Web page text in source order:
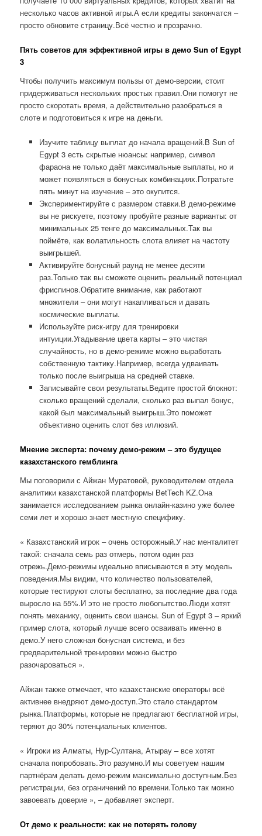
несколько часов активной игры.А если кредиты закончатся –
просто обновите страницу.Всё честно и прозрачно.
Пять советов для эффективной игры в демо Sun of Egypt
3
Чтобы получить максимум пользы от демо-версии, стоит
придерживаться нескольких простых правил.Они помогут не
просто скоротать время, а действительно разобраться в
слоте и подготовиться к игре на деньги.
Изучите таблицу выплат до начала вращений.В Sun of
Egypt 3 есть скрытые нюансы: например, символ
фараона не только даёт максимальные выплаты, но и
может появляться в бонусных комбинациях.Потратьте
пять минут на изучение – это окупится.
Экспериментируйте с размером ставки.В демо-режиме
вы не рискуете, поэтому пробуйте разные варианты: от
минимальных 25 тенге до максимальных.Так вы
поймёте, как волатильность слота влияет на частоту
выигрышей.
Активируйте бонусный раунд не менее десяти
раз.Только так вы сможете оценить реальный потенциал
фриспинов.Обратите внимание, как работают
множители – они могут накапливаться и давать
космические выплаты.
Используйте риск-игру для тренировки
интуиции.Угадывание цвета карты – это чистая
случайность, но в демо-режиме можно выработать
собственную тактику.Например, всегда удваивать
только после выигрыша на средней ставке.
Записывайте свои результаты.Ведите простой блокнот:
сколько вращений сделали, сколько раз выпал бонус,
какой был максимальный выигрыш.Это поможет
объективно оценить слот без иллюзий.
Мнение эксперта: почему демо-режим – это будущее
казахстанского гемблинга
Мы поговорили с Айжан Муратовой, руководителем отдела
аналитики казахстанской платформы BetTech KZ.Она
занимается исследованием рынка онлайн-казино уже более
семи лет и хорошо знает местную специфику.
« Казахстанский игрок – очень осторожный.У нас менталитет
такой: сначала семь раз отмерь, потом один раз
отрежь.Демо-режимы идеально вписываются в эту модель
поведения.Мы видим, что количество пользователей,
которые тестируют слоты бесплатно, за последние два года
выросло на 55%.И это не просто любопытство.Люди хотят
понять механику, оценить свои шансы. Sun of Egypt 3 – яркий
пример слота, который лучше всего осваивать именно в
демо.У него сложная бонусная система, и без
предварительной тренировки можно быстро
разочароваться ».
Айжан также отмечает, что казахстанские операторы всё
активнее внедряют демо-доступ.Это стало стандартом
рынка.Платформы, которые не предлагают бесплатной игры,
теряют до 30% потенциальных клиентов.
« Игроки из Алматы, Нур-Султана, Атырау – все хотят
сначала попробовать.Это разумно.И мы советуем нашим
партнёрам делать демо-режим максимально доступным.Без
регистрации, без ограничений по времени.Только так можно
завоевать доверие », – добавляет эксперт.
От демо к реальности: как не потерять голову